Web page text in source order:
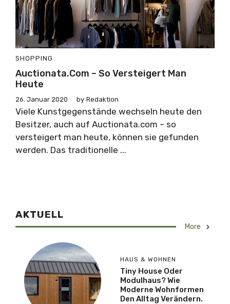
SHOPPING
Auctionata.com – So Versteigert Man
Heute
26. Januar 2020 by Redaktion
Viele Kunstgegenstände wechseln heute den
Besitzer, auch auf Auctionata.com – so
versteigert man heute, können sie gefunden
werden. Das traditionelle ...
AKTUELL
More
HAUS & WOHNEN
Tiny House Oder
Modulhaus? Wie
Moderne Wohnformen
Den Alltag Verändern.